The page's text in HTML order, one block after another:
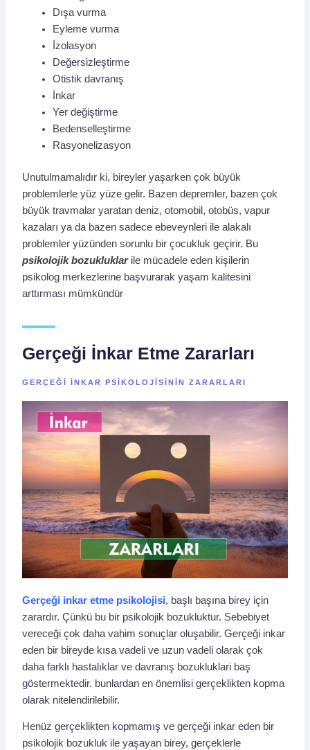
Dışa vurma
Eyleme vurma
İzolasyon
Değersizleştirme
Otistik davranış
İnkar
Yer değiştirme
Bedenselleştirme
Rasyonelizasyon
Unutulmamalıdır ki, bireyler yaşarken çok büyük
problemlerle yüz yüze gelir. Bazen depremler, bazen çok
büyük travmalar yaratan deniz, otomobil, otobüs, vapur
kazaları ya da bazen sadece ebeveynleri ile alakalı
problemler yüzünden sorunlu bir çocukluk geçirir. Bu
psikolojik bozukluklarile mücadele eden kişilerin
psikolog merkezlerine başvurarak yaşam kalitesini
arttırması mümkündür
Gerçeği İnkar Etme Zararları
GERÇEĞI INKAR PSIKOLOJISININ ZARARLARI
Gerçeği inkar etme psikolojisi, başlı başına birey için
zarardır. Çünkü bu bir psikolojik bozukluktur. Sebebiyet
vereceği çok daha vahim sonuçlar oluşabilir. Gerçeği inkar
eden bir bireyde kısa vadeli ve uzun vadeli olarak çok
daha farklı hastalıklar ve davranış bozukluklari baş
göstermektedir. bunlardan en önemlisi gerçeklikten kopma
olarak nitelendirilebilir.
Henüz gerçeklikten kopmamış ve gerçeği inkar eden bir
psikolojik bozukluk ile yaşayan birey, gerçeklerle